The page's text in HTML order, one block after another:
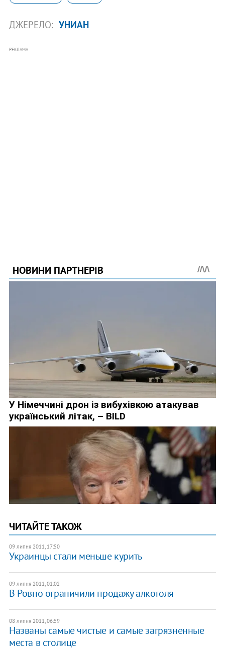
ДЖЕРЕЛО: УНИАН
РЕКЛАМА
ЧИТАЙТЕ ТАКОЖ
09 липня 2011, 17:50
Украинцы стали меньше курить
09 липня 2011, 01:02
В Ровно ограничили продажу алкоголя
08 липня 2011, 06:59
Названы самые чистые и самые загрязненные
места в столице